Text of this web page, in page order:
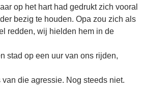
op het hart had gedrukt zich vooral
bezig te houden. Opa zou zich als
redden, wij hielden hem in de
stad op een uur van ons rijden,
die agressie. Nog steeds niet.